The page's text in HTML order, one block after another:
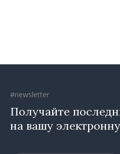
#newsletter
Получайте
на вашу